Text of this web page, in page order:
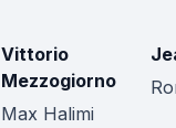
Vittorio
Mezzogiorno
Max Halimi